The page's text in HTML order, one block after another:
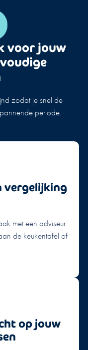
voor jouw
zodat je snel de
periode.
vergelijking
met een adviseur
de keukentafel of
op jouw